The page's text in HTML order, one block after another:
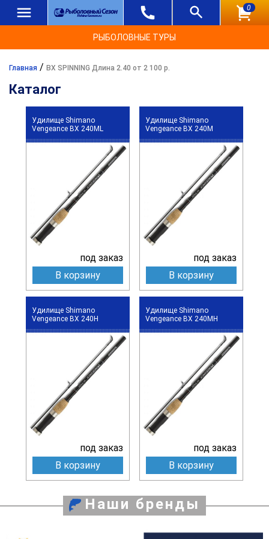
0
РЫБОЛОВНЫЕ ТУРЫ
Главная / BX SPINNING Длина 2.40 от 2 100 р.
Каталог
Удилище Shimano
Vengeance BX 240ML
под заказ
В корзину
Удилище Shimano
Vengeance BX 240M
под заказ
В корзину
Удилище Shimano
Vengeance BX 240H
под заказ
В корзину
Удилище Shimano
Vengeance BX 240MH
под заказ
В корзину
Наши бренды